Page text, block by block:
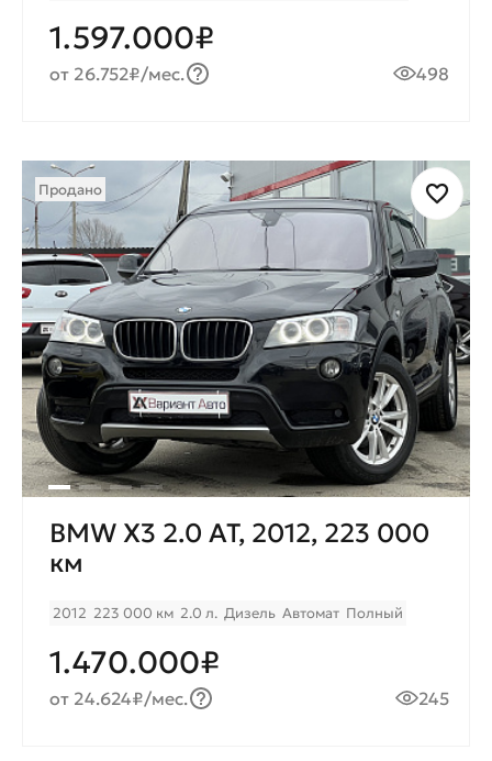
1.597.000₽
от 26.752₽/мес. 498
Продано
BMW X3 2.0 AT, 2012, 223 000
км
2012 223 000 км 2.0 л. Дизель Автомат Полный
1.470.000₽
от 24.624₽/мес. 245